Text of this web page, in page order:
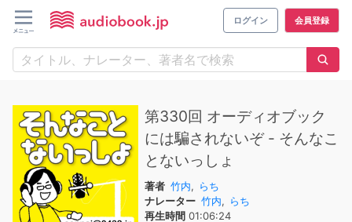
ログイン 会員登録
第330回 オーディオブック
には騙されないぞ - そんなこ
とないっしょ
著者 竹内, らち
ナレーター 竹内, らち
再生時間 01:06:24